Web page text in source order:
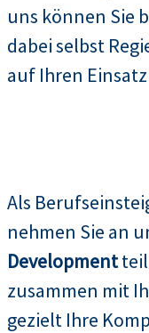
uns können Sie
dabei selbst
auf Ihren
Als
nehmen Sie an
Development
zusammen mit
gezielt Ihre